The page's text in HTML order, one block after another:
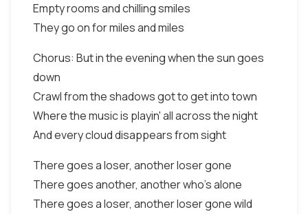
Empty rooms and chilling smiles
They go on for miles and miles
Chorus: But in the evening when the sun goes
down
Crawl from the shadows got to get into town
Where the music is playin' all across the night
And every cloud disappears from sight
There goes a loser, another loser gone
There goes another, another who's alone
There goes a loser, another loser gone wild